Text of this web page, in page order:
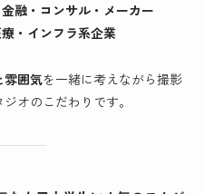
金融・コンサル・メーカー
・インフラ系企業
雰囲気を一緒に考えながら撮影
オのこだわりです。